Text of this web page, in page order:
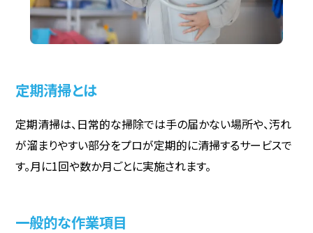
定期清掃とは
定期清掃は、日常的な掃除では手の届かない場所や、汚れ
が溜まりやすい部分をプロが定期的に清掃するサービスで
す。月に1回や数か月ごとに実施されます。
一般的な作業項目